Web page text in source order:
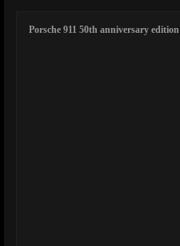
Porsche 911 50th anniversary edition